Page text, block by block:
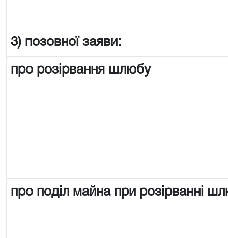
3) позовної заяви:
про розірвання шлюбу
про поділ майна при розірванні